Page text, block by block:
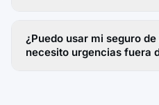
¿Puedo usar mi seguro
necesito urgencias fuera